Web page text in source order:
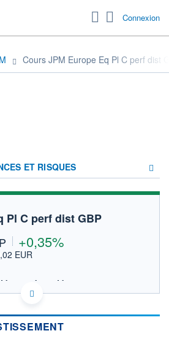
Connexion
Cours JPM Europe Eq Pl C perf dist
ET RISQUES
FORUM
Pl C perf dist GBP
+0,35%
EUR
Asset Management
/ DIC